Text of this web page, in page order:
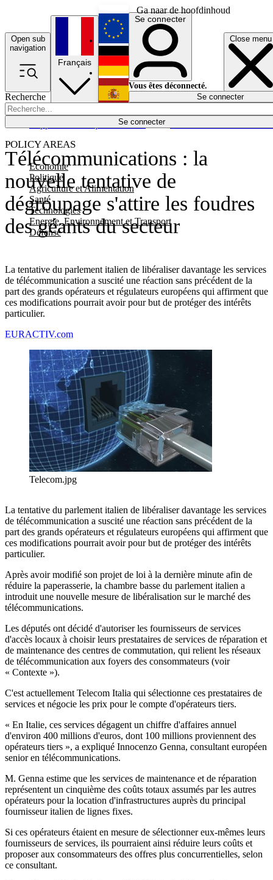
Ga naar de hoofdinhoud
Open sub
navigation
Close menu
Recherche
Se connecter
POLICY AREAS
Economie
Politique
Agriculture et Alimentation
Santé
Technologies
Energie, Environnement et Transport
Défense
Économie
Français
English
Deutsch
Español
Se connecter
Vous êtes déconnecté.
Se connecter
Télécommunications : la
nouvelle tentative de
dégroupage s'attire les foudres
des géants du secteur
La tentative du parlement italien de libéraliser davantage les services
de télécommunication a suscité une réaction sans précédent de la
part des grands opérateurs et régulateurs européens qui affirment que
ces modifications pourrait avoir pour but de protéger des intérêts
particulier.
EURACTIV.com
Telecom.jpg
La tentative du parlement italien de libéraliser davantage les services
de télécommunication a suscité une réaction sans précédent de la
part des grands opérateurs et régulateurs européens qui affirment que
ces modifications pourrait avoir pour but de protéger des intérêts
particulier.
Après avoir modifié son projet de loi à la dernière minute afin de
réduire la paperasserie, la chambre basse du parlement italien a
introduit une nouvelle mesure de libéralisation sur le marché des
télécommunications.
Les députés ont décidé d'autoriser les fournisseurs de services
d'accès locaux à choisir leurs prestataires de services de réparation et
de maintenance des centres de commutation, qui relient les réseaux
de télécommunication aux foyers des consommateurs (voir
« Contexte »).
C'est actuellement Telecom Italia qui sélectionne ces prestataires de
services et négocie les prix pour le compte d'opérateurs tiers.
« En Italie, ces services dégagent un chiffre d'affaires annuel
d'environ 400 millions d'euros, dont 100 millions proviennent des
opérateurs tiers », a expliqué Innocenzo Genna, consultant européen
senior en télécommunications.
M. Genna estime que les services de maintenance et de réparation
représentent un cinquième des coûts totaux assumés par les autres
opérateurs pour la location d'infrastructures auprès du principal
fournisseur italien de lignes fixes.
Si ces opérateurs étaient en mesure de sélectionner eux-mêmes leurs
fournisseurs de services, ils pourraient ainsi réduire leurs coûts et
proposer aux consommateurs des offres plus concurrentielles, selon
ce consultant.